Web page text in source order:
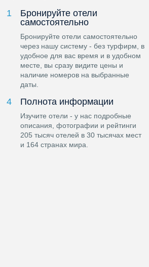
1
Бронируйте отели
самостоятельно
Бронируйте отели самостоятельно
через нашу систему - без турфирм, в
удобное для вас время и в удобном
месте, вы сразу видите цены и
наличие номеров на выбранные
даты.
4 Полнота информации
Изучите отели - у нас подробные
описания, фотографии и рейтинги
205 тысяч отелей в 30 тысячах мест
и 164 странах мира.